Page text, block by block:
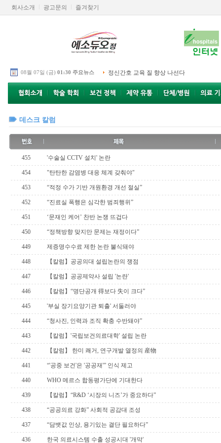
회사소개 광고문의 즐겨찾기
08월 07일 (금) 01:30 주요뉴스 정신간호 교육 질 향상 나선다
데스크 칼럼
455 '수술실 CCTV 설치' 논란
454 "탄탄한 감염병 대응 체계 갖춰야"
453 “적정 수가 기반 개원환경 개선 절실”
452 “진료실 폭행은 심각한 범죄행위”
451 ‘문재인 케어’ 찬반 논쟁 뜨겁다
450 “정책방향 맞지만 문제는 재정이다”
449 제증명수수료 제한 논란 불식돼야
448 【칼럼】공공의대 설립논란의 쟁점
447 【칼럼】공공제약사 설립 '논란'
446 【칼럼】“명단공개 得보다 失이 크다”
445 '부실 장기요양기관 퇴출' 서둘러야
444 “청사진, 인력과 조직 확충 수반돼야”
443 【칼럼】'국립보건의료대학' 설립 논란
442 【칼럼】 한미 쾌거, 연구개발 열정의 産物
441 “'공중 보건'은 '공공재'” 인식 제고
440 WHO 메르스 합동평가단에 기대한다
439 【칼럼】“R&D ‘시장의 니즈’가 중요하다”
438 “공공의료 강화” 사회적 공감대 조성
437 “담뱃값 인상, 용기있는 결단 필요하다”
436 한국 의료시스템 수출 성공시대 '개막'